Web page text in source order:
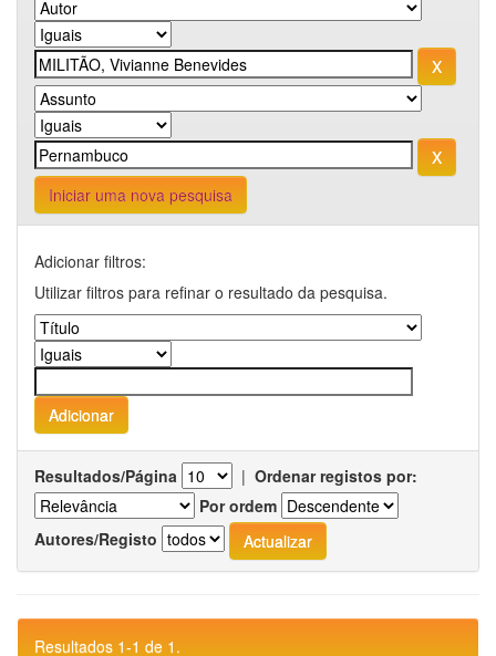
Iniciar uma nova pesquisa
Adicionar filtros:
Utilizar filtros para refinar o resultado da pesquisa.
Resultados/Página | Ordenar registos por:
Por ordem
Autores/Registo
Resultados 1-1 de 1.